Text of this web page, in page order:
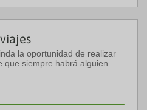
la oportunidad de realizar
que siempre habrá alguien